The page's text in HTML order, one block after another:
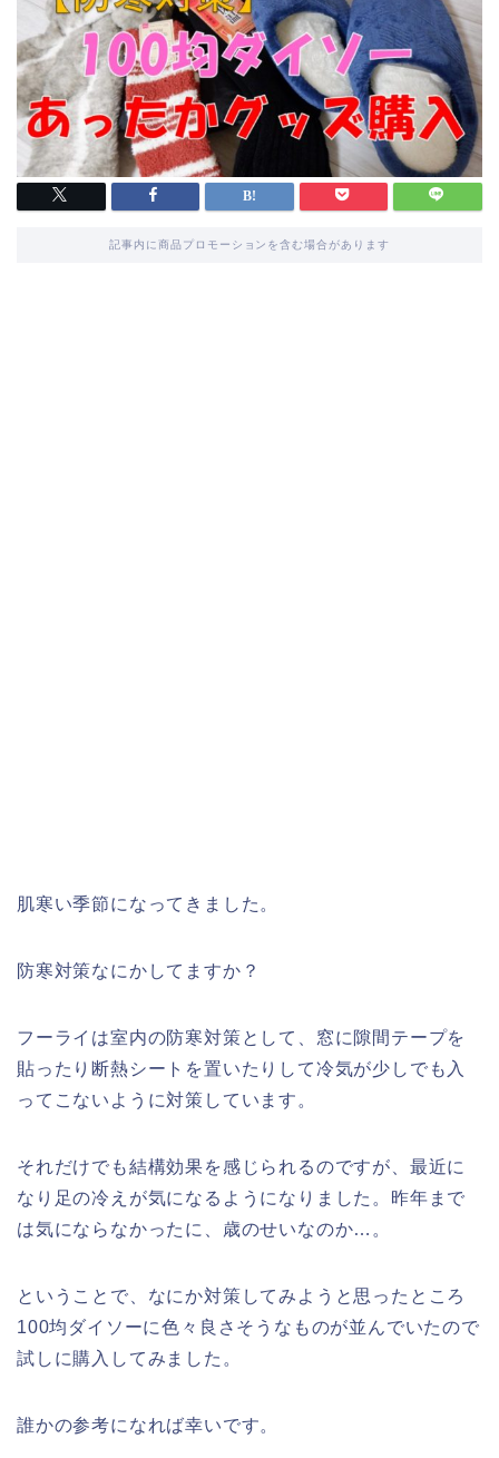
記事内に商品プロモーションを含む場合があります
肌寒い季節になってきました。
防寒対策なにかしてますか？
フーライは室内の防寒対策として、窓に隙間テープを
貼ったり断熱シートを置いたりして冷気が少しでも入
ってこないように対策しています。
それだけでも結構効果を感じられるのですが、最近に
なり足の冷えが気になるようになりました。昨年まで
は気にならなかったに、歳のせいなのか…。
ということで、なにか対策してみようと思ったところ
100均ダイソーに色々良さそうなものが並んでいたので
試しに購入してみました。
誰かの参考になれば幸いです。